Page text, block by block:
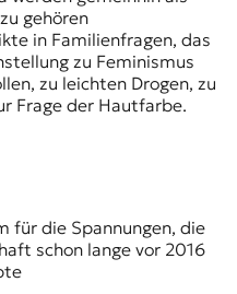
gehören
in Familienfragen, das
zu Feminismus
zu leichten Drogen, zu
Frage der Hautfarbe.
für die Spannungen, die
schon lange vor 2016